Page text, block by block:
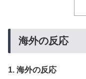
海外の反応
1. 海外の反応